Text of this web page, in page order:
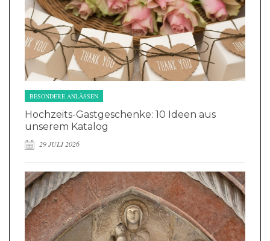
BESONDERE ANLÄSSEN
Hochzeits-Gastgeschenke: 10 Ideen aus
unserem Katalog
29 JULI 2026